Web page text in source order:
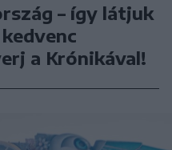
– így látjuk
a Krónikával!